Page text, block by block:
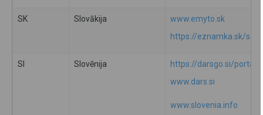
SK Slovākija
www.emyto.sk
https://eznamka.sk/
SI Slovēnija
https://darsgo.si/portal/
www.dars.si
www.slovenia.info